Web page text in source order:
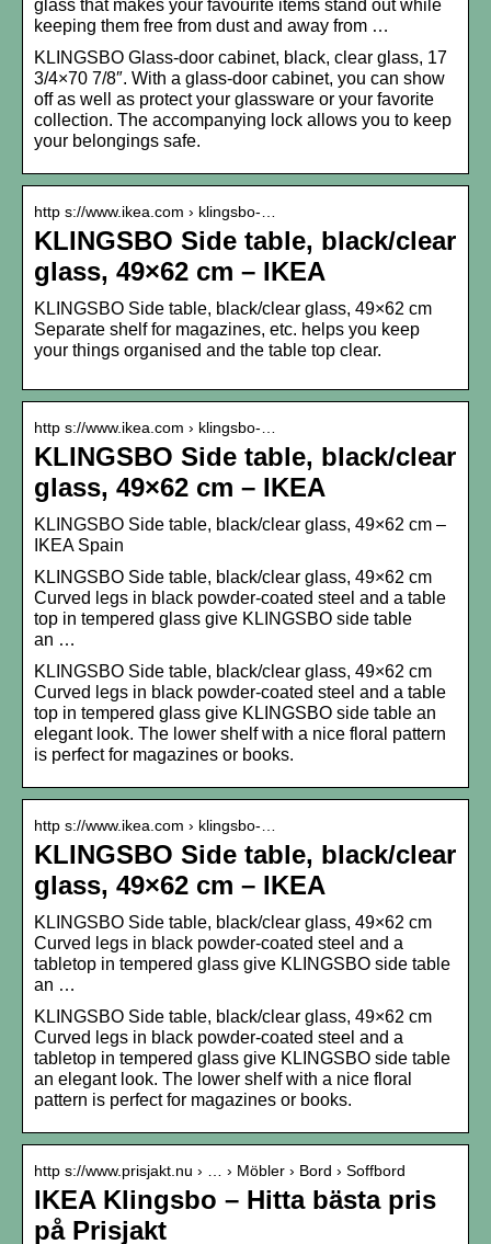
glass that makes your favourite items stand out while
keeping them free from dust and away from …
KLINGSBO Glass-door cabinet, black, clear glass, 17
3/4×70 7/8″. With a glass-door cabinet, you can show
off as well as protect your glassware or your favorite
collection. The accompanying lock allows you to keep
your belongings safe.
http s://www.ikea.com › klingsbo-…
KLINGSBO Side table, black/clear
glass, 49×62 cm – IKEA
KLINGSBO Side table, black/clear glass, 49×62 cm
Separate shelf for magazines, etc. helps you keep
your things organised and the table top clear.
http s://www.ikea.com › klingsbo-…
KLINGSBO Side table, black/clear
glass, 49×62 cm – IKEA
KLINGSBO Side table, black/clear glass, 49×62 cm –
IKEA Spain
KLINGSBO Side table, black/clear glass, 49×62 cm
Curved legs in black powder-coated steel and a table
top in tempered glass give KLINGSBO side table
an …
KLINGSBO Side table, black/clear glass, 49×62 cm
Curved legs in black powder-coated steel and a table
top in tempered glass give KLINGSBO side table an
elegant look. The lower shelf with a nice floral pattern
is perfect for magazines or books.
http s://www.ikea.com › klingsbo-…
KLINGSBO Side table, black/clear
glass, 49×62 cm – IKEA
KLINGSBO Side table, black/clear glass, 49×62 cm
Curved legs in black powder-coated steel and a
tabletop in tempered glass give KLINGSBO side table
an …
KLINGSBO Side table, black/clear glass, 49×62 cm
Curved legs in black powder-coated steel and a
tabletop in tempered glass give KLINGSBO side table
an elegant look. The lower shelf with a nice floral
pattern is perfect for magazines or books.
http s://www.prisjakt.nu › … › Möbler › Bord › Soffbord
IKEA Klingsbo – Hitta bästa pris
på Prisjakt